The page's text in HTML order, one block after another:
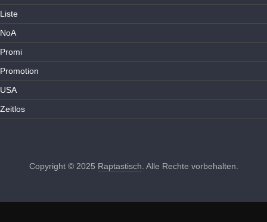
Liste
NoA
Promi
Promotion
USA
Zeitlos
Copyright © 2025 Raptastisch . Alle Rechte vorbehalten.